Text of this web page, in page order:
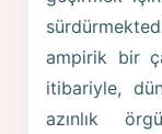
ampirik bir
itibariyle,
azınlık